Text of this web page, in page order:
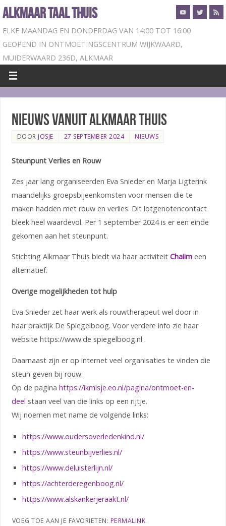
ALKMAAR TAAL THUIS
ELKE MAANDAG EN DONDERDAG VAN 14:00 TOT 16:00
GEOPEND IN ONTMOETINGSCENTRUM WIJKWAARD,
MUIDERWAARD 236D, ALKMAAR
Nieuws vanuit Alkmaar Thuis
DOOR JOSJE 27 SEPTEMBER 2024 NIEUWS
Steunpunt Verlies en Rouw
Zes jaar lang organiseerden Eva Snieder en Marja Ligterink
maandelijks groepsbijeenkomsten voor mensen die te
maken hadden met rouw en verlies. Dit lotgenotencontact
bleek heel waardevol. Per 1 september 2024 is er een einde
gekomen aan het steunpunt.
Stichting Alkmaar Thuis biedt via haar activiteit Chaiimeen
alternatief.
Overige mogelijkheden tot hulp
Eva Snieder zet haar werk als rouwtherapeut wel door in
haar praktijk De Spiegelboog. Voor verdere info zie haar
website https://www.de spiegelboog.nl .
Daarnaast zijn er op internet veel organisaties te vinden die
steun geven bij rouw.
Op de pagina https://ikmisje.eo.nl/pagina/ontmoet-en-
deel staan veel van die links op een rijtje.
Wij noemen met name de volgende links:
https://www.oudersoverledenkind.nl/
https://www.steunbijverlies.nl/
https://www.deluisterlijn.nl/
https://achterderegenboog.nl/
https://www.alskankerjeraakt.nl/
VOEG TOE AAN JE FAVORIETEN: PERMALINK.